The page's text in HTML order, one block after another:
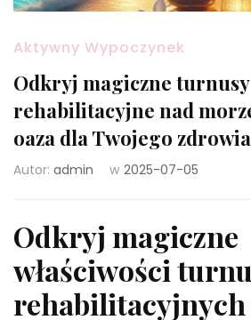
Aktywny Wypoczynek
Odkryj magiczne turnusy
rehabilitacyjne nad
oaza dla Twojego
Autor: admin w 2025-07-05
Odkryj magiczne
właściwości
rehabilitacyjnych